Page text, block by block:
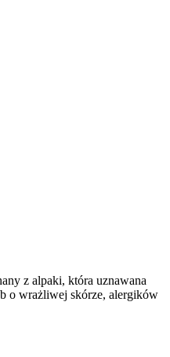
z alpaki, która uznawana
o wrażliwej skórze, alergików